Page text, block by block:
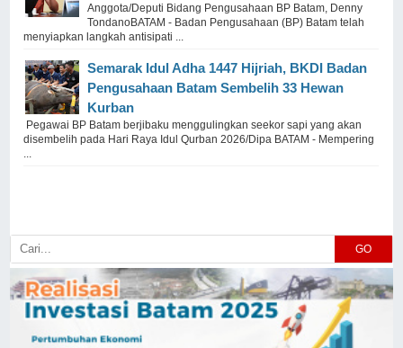
Anggota/Deputi Bidang Pengusahaan BP Batam, Denny
TondanoBATAM - Badan Pengusahaan (BP) Batam telah
menyiapkan langkah antisipati ...
Semarak Idul Adha 1447 Hijriah, BKDI Badan
Pengusahaan Batam Sembelih 33 Hewan
Kurban
Pegawai BP Batam berjibaku menggulingkan seekor sapi yang akan
disembelih pada Hari Raya Idul Qurban 2026/Dipa BATAM - Mempering
...
GO